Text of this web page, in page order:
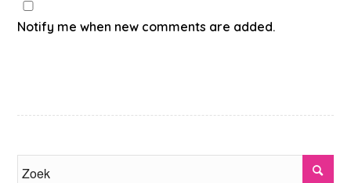
Notify me when new comments are added.